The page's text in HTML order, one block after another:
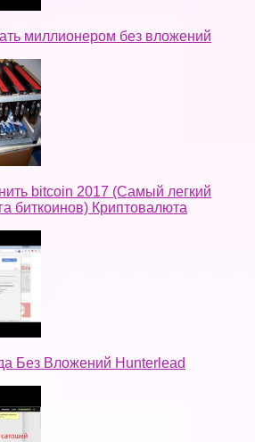
миллионером без вложений
bitcoin 2017 (Самый легкий
биткоинов) Криптовалюта
Без Вложений Hunterlead